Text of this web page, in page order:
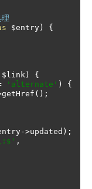
$entry) {
$link )
{
'alternate' )
{
getHref ();
->updated );
,